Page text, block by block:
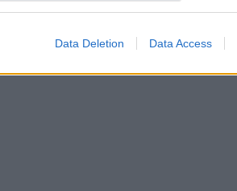
Data Deletion Data Access